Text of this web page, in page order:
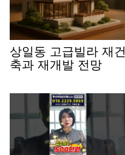
상일동 고급빌라 재건
축과 재개발 전망